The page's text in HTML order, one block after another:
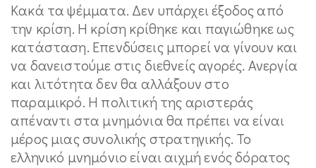
Κακά τα ψέμματα. Δεν υπάρχει έξοδος από
την κρίση. Η κρίση κρίθηκε και παγιώθηκε ως
κατάσταση. Επενδύσεις μπορεί να γίνουν και
να δανειστούμε στις διεθνείς αγορές. Ανεργία
και λιτότητα δεν θα αλλάξουν στο
παραμικρό. Η πολιτική της αριστεράς
απέναντι στα μνημόνια θα πρέπει να είναι
μέρος μιας συνολικής στρατηγικής. Το
ελληνικό μνημόνιο είναι αιχμή ενός δόρατος